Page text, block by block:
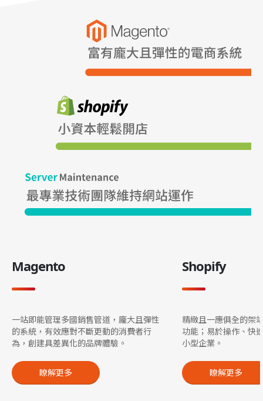
Magento
一站即能管理多國銷售管道，龐大且彈性
的系統，有效應對不斷更動的消費者行
為，創建具差異化的品牌體驗。
瞭解更多
Shopify
精緻且一應俱全的架
功能；易於操作、快
小型企業。
瞭解更多